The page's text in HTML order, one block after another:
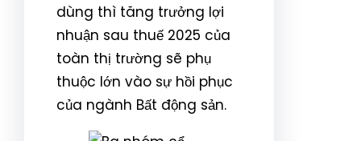
dùng thì tăng trưởng lợi
nhuận sau thuế 2025 của
toàn thị trường sẽ phụ
thuộc lớn vào sự hồi phục
của ngành Bất động sản.